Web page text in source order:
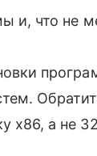
и, что не
x86, а не